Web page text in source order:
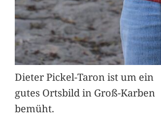
Dieter Pickel-Taron ist um ein
gutes Ortsbild in Groß-Karben
bemüht.